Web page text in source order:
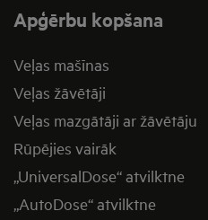
Apģērbu kopšana
Veļas mašīnas
Veļas žāvētāji
Veļas mazgātāji ar žāvētāju
Rūpējies vairāk
„UniversalDose“ atvilktne
„AutoDose“ atvilktne